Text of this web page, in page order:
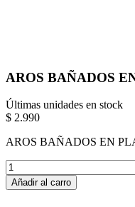
AROS BAÑADOS
Últimas unidades en stock
$ 2.990
AROS BAÑADOS EN
Añadir al carro